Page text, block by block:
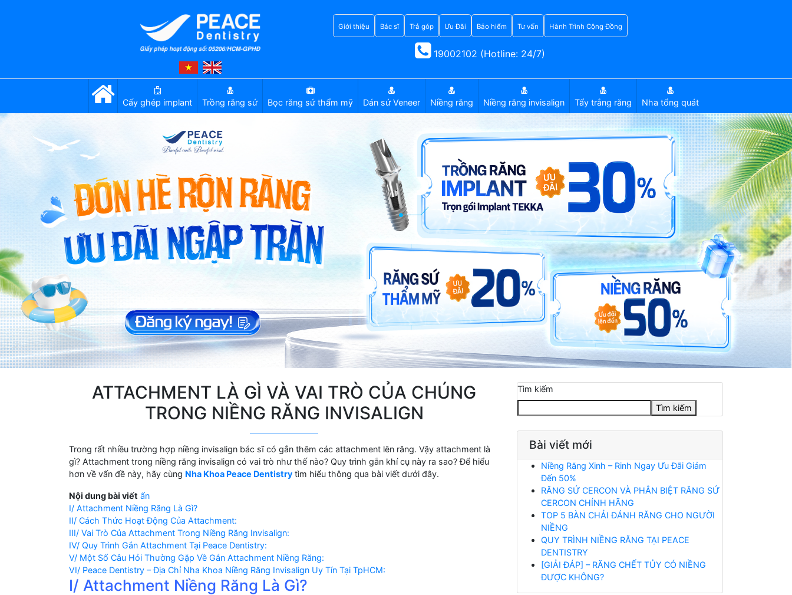
Giới thiệu Bác sĩ Trả góp Ưu Đãi Bảo hiểm Tư vấn Hành Trình Cộng Đồng
19002102 (Hotline: 24/7)
Cấy ghép implant Trồng răng sứ Bọc răng sứ thẩm mỹ Dán sứ Veneer Niềng răng Niềng răng invisalign Tẩy trắng răng Nha tổng quát
ATTACHMENT LÀ GÌ VÀ VAI TRÒ CỦA CHÚNG
TRONG NIỀNG RĂNG INVISALIGN
Trong rất nhiều trường hợp niềng invisalign bác sĩ có gắn thêm các attachment lên răng. Vậy attachment là
gì? Attachment trong niềng răng invisalign có vai trò như thế nào? Quy trình gắn khí cụ này ra sao? Để hiểu
hơn về vấn đề này, hãy cùng Nha Khoa Peace Dentistry tìm hiểu thông qua bài viết dưới đây.
Nội dung bài viết ẩn
I/ Attachment Niềng Răng Là Gì?
II/ Cách Thức Hoạt Động Của Attachment:
III/ Vai Trò Của Attachment Trong Niềng Răng Invisalign:
IV/ Quy Trình Gắn Attachment Tại Peace Dentistry:
V/ Một Số Câu Hỏi Thường Gặp Về Gắn Attachment Niềng Răng:
VI/ Peace Dentistry – Địa Chỉ Nha Khoa Niềng Răng Invisalign Uy Tín Tại TpHCM:
I/ Attachment Niềng Răng Là Gì?
Tìm kiếm
Tìm kiếm
Bài viết mới
Niềng Răng Xinh – Rinh Ngay Ưu Đãi Giảm
Đến 50%
RĂNG SỨ CERCON VÀ PHÂN BIỆT RĂNG SỨ
CERCON CHÍNH HÃNG
TOP 5 BÀN CHẢI ĐÁNH RĂNG CHO NGƯỜI
NIỀNG
QUY TRÌNH NIỀNG RĂNG TẠI PEACE
DENTISTRY
[GIẢI ĐÁP] – RĂNG CHẾT TỦY CÓ NIỀNG
ĐƯỢC KHÔNG?